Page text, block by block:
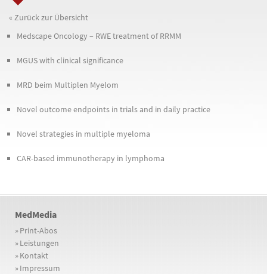
« Zurück zur Übersicht
Medscape Oncology – RWE treatment of RRMM
MGUS with clinical significance
MRD beim Multiplen Myelom
Novel outcome endpoints in trials and in daily practice
Novel strategies in multiple myeloma
CAR-based immunotherapy in lymphoma
MedMedia
»Print-Abos
»Leistungen
»Kontakt
»Impressum